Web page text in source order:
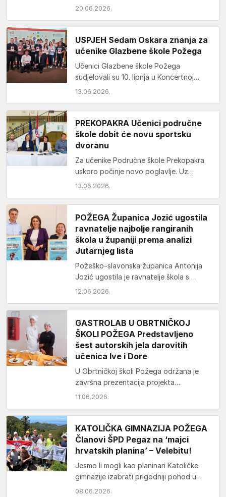
odgoj i obrazovanje djece s
20.06.2026.
USPJEH Sedam Oskara znanja za
učenike Glazbene škole Požega
Učenici Glazbene škole Požega
sudjelovali su 10. lipnja u Koncertnoj
dvorani Vatroslava Lisinskog u Zagrebu
13.06.2026.
PREKOPAKRA Učenici područne
škole dobit će novu sportsku
dvoranu
Za učenike Područne škole Prekopakra
uskoro počinje novo poglavlje. Uz
energetsku obnovu školske zgrade,
13.06.2026.
POŽEGA Županica Jozić ugostila
ravnatelje najbolje rangiranih
škola u županiji prema analizi
Jutarnjeg lista
Požeško-slavonska županica Antonija
Jozić ugostila je ravnatelje škola s
područja Požeško-slavonske županije
najbolje rangirane…
12.06.2026.
GASTROLAB U OBRTNIČKOJ
ŠKOLI POŽEGA Predstavljeno
šest autorskih jela darovitih
učenica Ive i Dore
U Obrtničkoj školi Požega održana je
završna prezentacija projekta
GastroLab, financiranog sredstvima
mladih i usmjerenog na…
11.06.2026.
KATOLIČKA GIMNAZIJA POŽEGA
Članovi ŠPD Pegaz na ‘majci
hrvatskih planina’ – Velebitu!
Jesmo li mogli kao planinari Katoličke
gimnazije izabrati prigodniji pohod u
svibnju od hodočašća Gospi od Krasna i
08.06.2026.